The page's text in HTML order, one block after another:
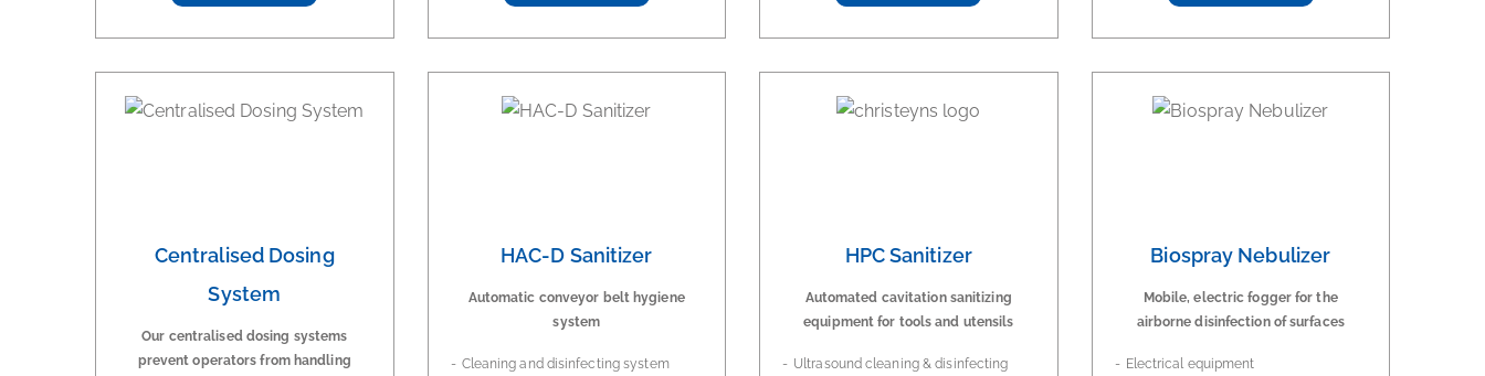
Centralised Dosing
System
Our centralised dosing systems
prevent operators from handling
HAC-D Sanitizer
Automatic conveyor belt hygiene
system
Cleaning and disinfecting system
HPC Sanitizer
Automated cavitation sanitizing
equipment for tools and utensils
Ultrasound cleaning & disinfecting
Biospray Nebulizer
Mobile, electric fogger for the
airborne disinfection of surfaces
Electrical equipment